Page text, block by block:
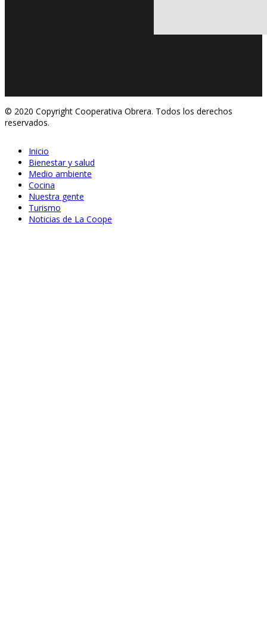
© 2020 Copyright Cooperativa Obrera. Todos los derechos
reservados.
Inicio
Bienestar y salud
Medio ambiente
Cocina
Nuestra gente
Turismo
Noticias de La Coope